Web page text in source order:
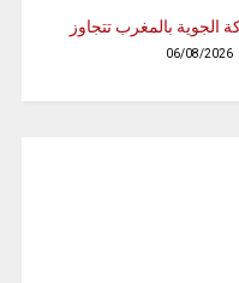
بالمغرب تتجاوز
06/08/2026